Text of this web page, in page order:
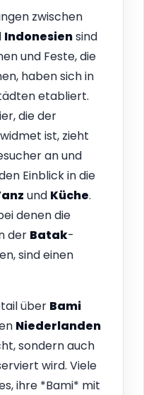
zwischen
Indonesiensind
und Feste, die
haben sich in
etabliert.
die der
ist, zieht
an und
Einblick in die
und Küche.
denen die
der Batak-
sind einen
über Bami
Niederlanden
sondern auch
wird. Viele
ihre *Bami* mit